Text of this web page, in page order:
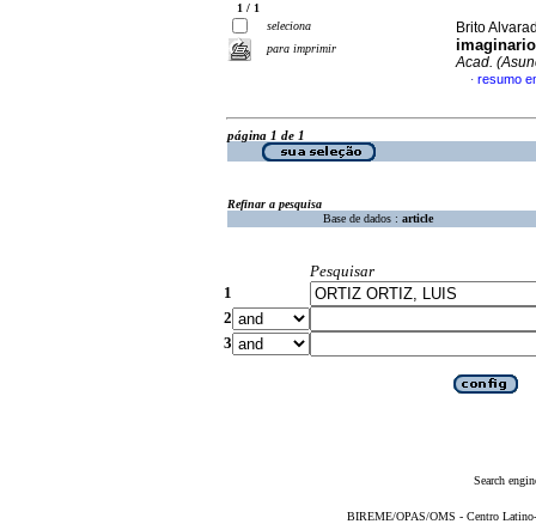
1 / 1
seleciona
para imprimir
Brito
Acad.
· resumo
página 1 de 1
Refinar a pesquisa
Base de dados : article
Pesquisar
1
2
3
Search
BIREME/OPAS/OMS - Centro Latino-